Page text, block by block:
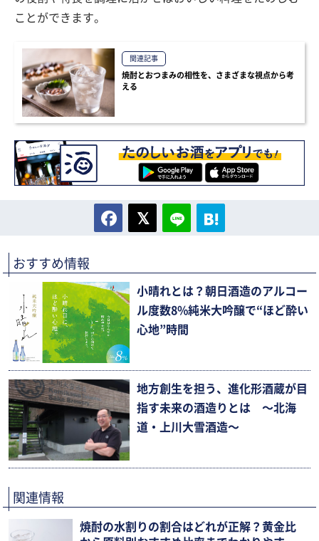
ことができます。
関連記事
焼酎とおつまみの相性を、さまざまな視点から考
える
おすすめ情報
小晴れとは？朝日酒造のアルコー
ル度数8%純米大吟醸で“ほど酔い
心地”時間
地方創生を担う、進化形酒蔵が目
指す未来の酒造りとは 〜北海
道・上川大雪酒造〜
関連情報
焼酎の水割りの割合はどれが正解？黄金比